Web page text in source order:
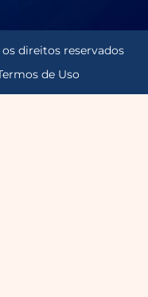
direitos reservados
de Uso